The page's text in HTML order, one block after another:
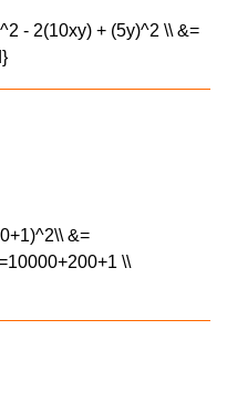
- 2(10xy) + (5y)^2 \\ &=
&=
\\